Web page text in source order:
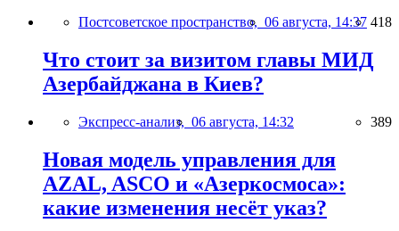
Постсоветское пространство, 06 августа, 14:37 418
Что стоит за визитом главы МИД
Азербайджана в Киев?
Экспресс-анализ, 06 августа, 14:32 389
Новая модель управления для
AZAL, ASCO и «Азеркосмоса»:
какие изменения несёт указ?